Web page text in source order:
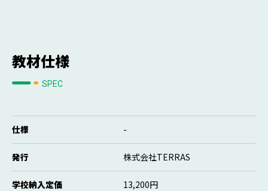
教材仕様
SPEC
仕様 -
発行 株式会社TERRAS
学校納入定価 13,200円